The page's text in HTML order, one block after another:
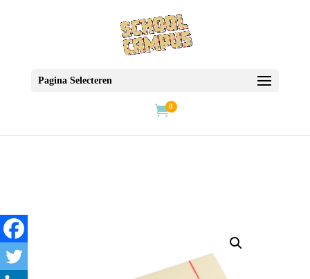
Pagina Selecteren
0